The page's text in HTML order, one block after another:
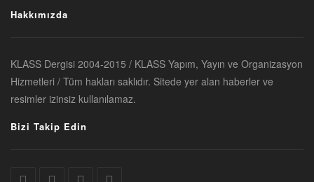
Hakkımızda
KLASS Dergisi 2004-2015 / KLASS Yapım, Yayın ve Organizasyon
Hizmetleri / Tüm hakları saklıdır. Sitede yer alan haberler ve
resimler izinsiz kullanılamaz.
Bizi Takip Edin